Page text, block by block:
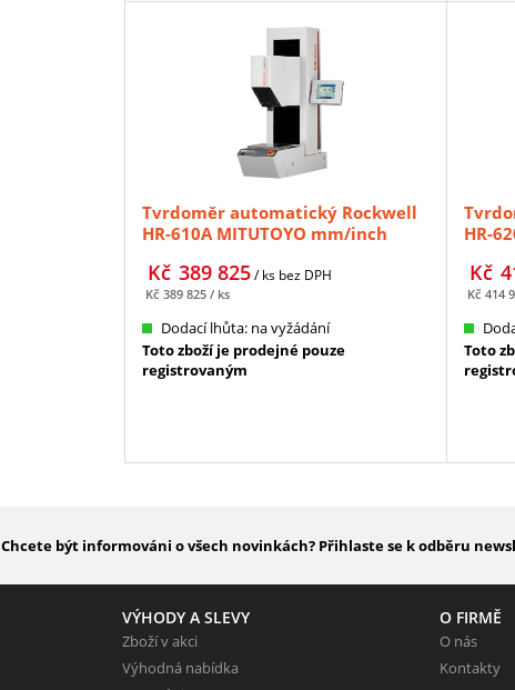
Tvrdoměr automatický Rockwell
HR-610A MITUTOYO mm/inch
389 825
Kč / ks bez DPH
389 825
Kč / ks
Dodací lhůta: na vyžádání
Toto zboží je prodejné pouze
registrovaným
HR-
Kč
414
Kč
Toto
Chcete být informováni o všech novinkách? Přihlaste se k odběru
VÝHODY A SLEVY
Zboží v akci
Výhodná nabídka
O FIRMĚ
O nás
Kontakty